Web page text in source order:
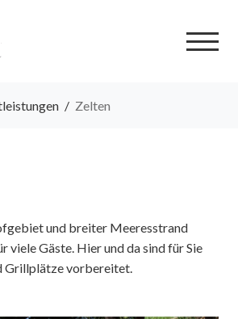
/ Zelten
und breiter Meeresstrand
viele Gäste. Hier und da sind für Sie
Grillplätze vorbereitet.